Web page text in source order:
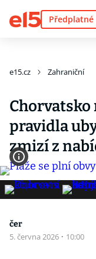
Předplatné
e15.cz Zahraniční
pravidla
zmizí z
čer
5. června 2026 · 10:00